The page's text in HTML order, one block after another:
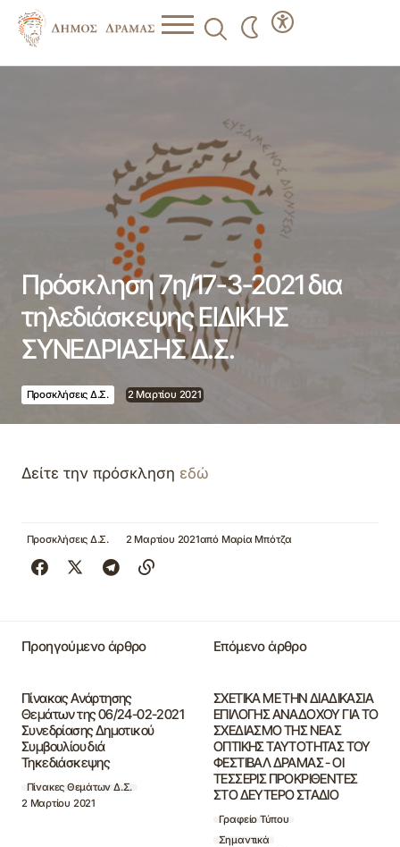
Πρόσκληση 7η/17-3-2021 δια
τηλεδιάσκεψης ΕΙΔΙΚΗΣ
ΣΥΝΕΔΡΙΑΣΗΣ Δ.Σ.
Προσκλήσεις Δ.Σ. 2 Μαρτίου 2021
Δείτε την πρόσκληση εδώ
Προσκλήσεις Δ.Σ. 2 Μαρτίου 2021από Μαρία Μπότζα
Προηγούμενο άρθρο
Πίνακας Ανάρτησης
Θεμάτων της 06/24-02-2021
Συνεδρίασης Δημοτικού
Συμβουλίου διά
Τηκεδιάσκεψης
Πίνακες Θεμάτων Δ.Σ.
2 Μαρτίου 2021
Επόμενο άρθρο
ΣΧΕΤΙΚΑ ΜΕ ΤΗΝ ΔΙΑΔΙΚΑΣΙΑ
ΕΠΙΛΟΓΗΣ ΑΝΑΔΟΧΟΥ ΓΙΑ ΤΟ
ΣΧΕΔΙΑΣΜΟ ΤΗΣ ΝΕΑΣ
ΟΠΤΙΚΗΣ ΤΑΥΤΟΤΗΤΑΣ ΤΟΥ
ΦΕΣΤΙΒΑΛ ΔΡΑΜΑΣ - ΟΙ
ΤΕΣΣΕΡΙΣ ΠΡΟΚΡΙΘΕΝΤΕΣ
ΣΤΟ ΔΕΥΤΕΡΟ ΣΤΑΔΙΟ
Γραφείο Τύπου
Σημαντικά